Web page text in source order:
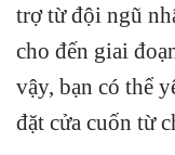
trợ từ đội ngũ
cho đến giai
vậy, bạn có thể
đặt cửa cuốn từ